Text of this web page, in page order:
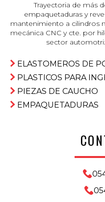
Trayectoria de más
empaquetaduras y
mantenimiento a cilindros
mecánica CNC y cte. por
sector
ELASTOMEROS DE
PLASTICOS PARA
PIEZAS DE CAUCHO
EMPAQUETADURAS